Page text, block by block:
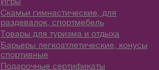
Скамьи гимнастические, для
раздевалок, спортмебель
Товары для туризма и отдыха
Барьеры легкоатлетические, конусы
спортивные
Подарочные сертификаты